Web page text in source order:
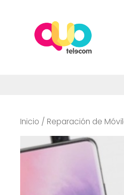
contenido
Inicio / Reparación de